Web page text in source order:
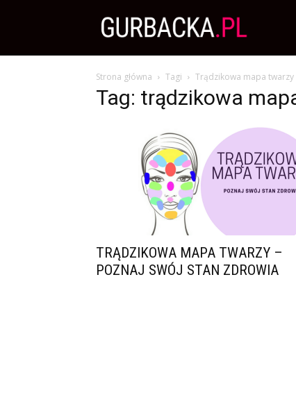
Dieta,
i
przepisy
Strona główna Tagi Trądzikowa mapa twarzy
Tag: trądzikowa
TRĄDZIKOWA MAPA TWARZY –
POZNAJ SWÓJ STAN ZDROWIA